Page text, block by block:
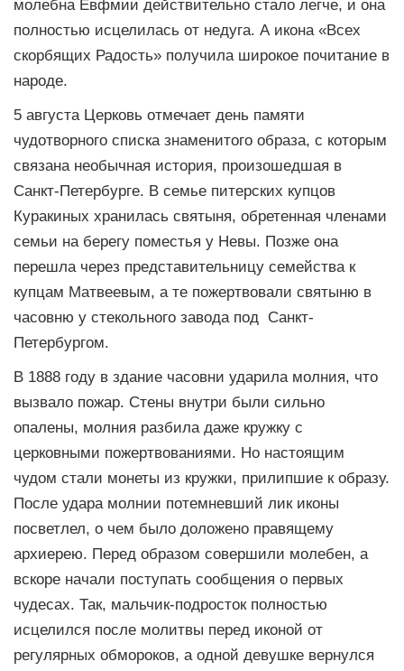
молебна Евфмии действительно стало легче, и она
полностью исцелилась от недуга. А икона «Всех
скорбящих Радость» получила широкое почитание в
народе.
5 августа Церковь отмечает день памяти
чудотворного списка знаменитого образа, с которым
связана необычная история, произошедшая в
Санкт-Петербурге. В семье питерских купцов
Куракиных хранилась святыня, обретенная членами
семьи на берегу поместья у Невы. Позже она
перешла через представительницу семейства к
купцам Матвеевым, а те пожертвовали святыню в
часовню у стекольного завода под Санкт-
Петербургом.
В 1888 году в здание часовни ударила молния, что
вызвало пожар. Стены внутри были сильно
опалены, молния разбила даже кружку с
церковными пожертвованиями. Но настоящим
чудом стали монеты из кружки, прилипшие к образу.
После удара молнии потемневший лик иконы
посветлел, о чем было доложено правящему
архиерею. Перед образом совершили молебен, а
вскоре начали поступать сообщения о первых
чудесах. Так, мальчик-подросток полностью
исцелился после молитвы перед иконой от
регулярных обмороков, а одной девушке вернулся